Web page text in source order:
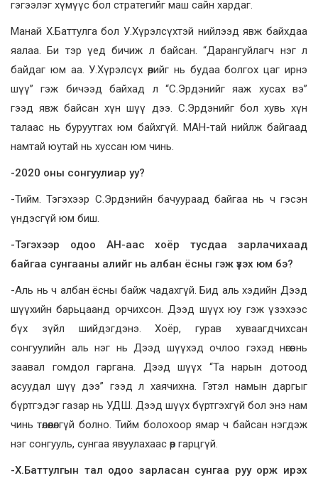
гэгээлэг хүмүүс бол стратегийг маш сайн хардаг.
Манай Х.Баттулга бол У.Хүрэлсүхтэй нийлээд явж байхдаа
яалаа. Би тэр үед бичиж л байсан. “Дарангуйлагч нэг л
байдаг юм аа. У.Хүрэлсүх өөрийг нь будаа болгох цаг ирнэ
шүү” гэж бичээд байхад л “С.Эрдэнийг яаж хусах вэ”
гээд явж байсан хүн шүү дээ. С.Эрдэнийг бол хувь хүн
талаас нь буруутгах юм байхгүй. МАН-тай нийлж байгаад
намтай юутай нь хуссан юм чинь.
-2020 оны сонгуулиар уу?
-Тийм. Тэгэхээр С.Эрдэнийн бачуураад байгаа нь ч гэсэн
үндэсгүй юм биш.
-Тэгэхээр одоо АН-аас хоёр тусдаа зарлачихаад
байгаа сунгааны алийг нь албан ёсны гэж үзэх юм бэ?
-Аль нь ч албан ёсны байж чадахгүй. Бид аль хэдийн Дээд
шүүхийн барьцаанд орчихсон. Дээд шүүх юу гэж үзэхээс
бүх зүйл шийдэгдэнэ. Хоёр, гурав хуваагдчихсан
сонгуулийн аль нэг нь Дээд шүүхэд очлоо гэхэд нөгөө нь
заавал гомдол гаргана. Дээд шүүх “Та нарын дотоод
асуудал шүү дээ” гээд л хаячихна. Гэтэл намын даргыг
бүртгэдэг газар нь УДШ. Дээд шүүх бүртгэхгүй бол энэ нам
чинь төлөөлөлгүй болно. Тийм болохоор ямар ч байсан нэгдэж
нэг сонгууль, сунгаа явуулахаас өөр гарцгүй.
-Х.Баттулгын тал одоо зарласан сунгаа руу орж ирэх